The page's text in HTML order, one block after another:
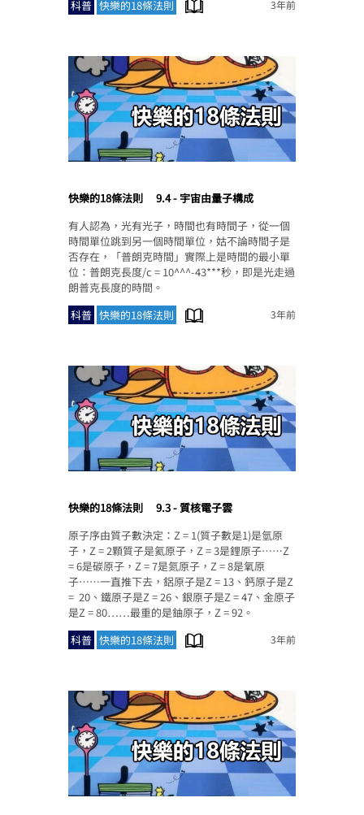
科普 快樂的18條法則 3年前
快樂的18條法則
9.4 - 宇宙由量子構成
有人認為，光有光子，時間也有時間子，從一個
時間單位跳到另一個時間單位，姑不論時間子是
否存在，「普朗克時間」實際上是時間的最小單
位：普朗克長度/c = 10^^^-43***秒，即是光走過
朗普克長度的時間。
科普 快樂的18條法則 3年前
快樂的18條法則
9.3 - 質核電子雲
原子序由質子數決定：Z = 1(質子數是1)是氫原
子，Z = 2顆質子是氦原子，Z = 3是鋰原子……Z
= 6是碳原子，Z = 7是氮原子，Z = 8是氧原
子……一直推下去，鋁原子是Z = 13、鈣原子是Z
= 20、鐵原子是Z = 26、銀原子是Z = 47、金原子
是Z = 80……最重的是鈾原子，Z = 92。
科普 快樂的18條法則 3年前